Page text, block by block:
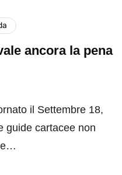
ancora la pena
il Settembre 18,
guide cartacee non